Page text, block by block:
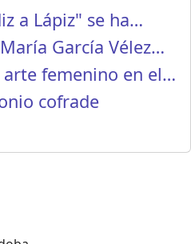
a Lápiz" se ha…
García Vélez…
femenino en el…
cofrade